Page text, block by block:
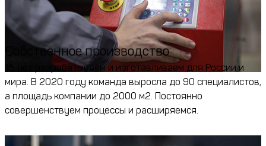
Собственное производство
15 лет разрабатываем и изготавливаем для России и
мира. В 2020 году команда выросла до 90 специалистов,
а площадь компании до 2000 м2. Постоянно
совершенствуем процессы и расширяемся.